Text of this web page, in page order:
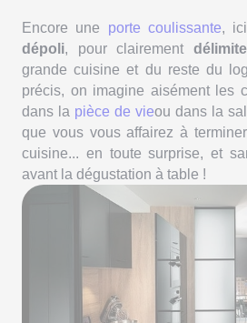
Encore une porte coulissante,
dépoli, pour clairement
grande cuisine et du reste du
précis, on imagine aisément les
dans la pièce de vieou dans la
que vous vous affairez à
cuisine... en toute surprise, et
avant la dégustation à table !